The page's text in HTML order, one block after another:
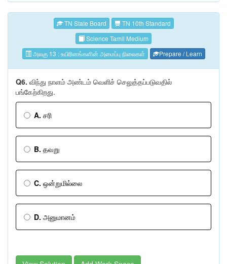
TN State Board
TN 10th Standard
Science Tamil Medium
அலகு 13 : உயிரினங்களின் அமைப்பு நிலைகள்
Prepare / Learn
Q6. விந்து நாளம் அண்டம் வெளிச் செலுத்தப்படுவதில்
பங்கேற்கிறது.
A. சரி
B. தவறு
C. ஒன்றுமில்லை
D. அனுமானம்